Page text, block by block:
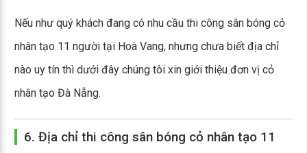
Nếu như quý khách đang có nhu cầu thi công sân bóng cỏ
nhân tạo 11 người tại Hoà Vang, nhưng chưa biết địa chỉ
nào uy tín thì dưới đây chúng tôi xin giới thiệu đơn vị cỏ
nhân tạo Đà Nẵng.
6. Địa chỉ thi công sân bóng cỏ nhân tạo 11